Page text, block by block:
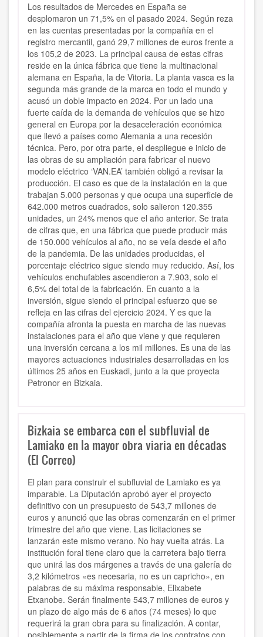
Los resultados de Mercedes en España se
desplomaron un 71,5% en el pasado 2024. Según reza
en las cuentas presentadas por la compañía en el
registro mercantil, ganó 29,7 millones de euros frente a
los 105,2 de 2023. La principal causa de estas cifras
reside en la única fábrica que tiene la multinacional
alemana en España, la de Vitoria. La planta vasca es la
segunda más grande de la marca en todo el mundo y
acusó un doble impacto en 2024. Por un lado una
fuerte caída de la demanda de vehículos que se hizo
general en Europa por la desaceleración económica
que llevó a países como Alemania a una recesión
técnica. Pero, por otra parte, el despliegue e inicio de
las obras de su ampliación para fabricar el nuevo
modelo eléctrico ‘VAN.EA’ también obligó a revisar la
producción. El caso es que de la instalación en la que
trabajan 5.000 personas y que ocupa una superficie de
642.000 metros cuadrados, solo salieron 120.355
unidades, un 24% menos que el año anterior. Se trata
de cifras que, en una fábrica que puede producir más
de 150.000 vehículos al año, no se veía desde el año
de la pandemia. De las unidades producidas, el
porcentaje eléctrico sigue siendo muy reducido. Así, los
vehículos enchufables ascendieron a 7.903, solo el
6,5% del total de la fabricación. En cuanto a la
inversión, sigue siendo el principal esfuerzo que se
refleja en las cifras del ejercicio 2024. Y es que la
compañía afronta la puesta en marcha de las nuevas
instalaciones para el año que viene y que requieren
una inversión cercana a los mil millones. Es una de las
mayores actuaciones industriales desarrolladas en los
últimos 25 años en Euskadi, junto a la que proyecta
Petronor en Bizkaia.
Bizkaia se embarca con el subfluvial de
Lamiako en la mayor obra viaria en décadas
(El Correo)
El plan para construir el subfluvial de Lamiako es ya
imparable. La Diputación aprobó ayer el proyecto
definitivo con un presupuesto de 543,7 millones de
euros y anunció que las obras comenzarán en el primer
trimestre del año que viene. Las licitaciones se
lanzarán este mismo verano. No hay vuelta atrás. La
institución foral tiene claro que la carretera bajo tierra
que unirá las dos márgenes a través de una galería de
3,2 kilómetros «es necesaria, no es un capricho», en
palabras de su máxima responsable, Elixabete
Etxanobe. Serán finalmente 543,7 millones de euros y
un plazo de algo más de 6 años (74 meses) lo que
requerirá la gran obra para su finalización. A contar,